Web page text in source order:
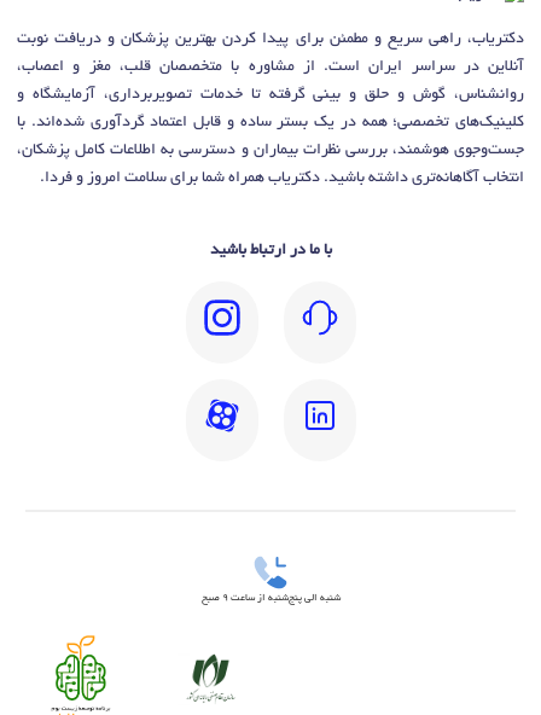
دکتریاب، راهی سریع و مطمئن برای پیدا کردن بهترین پزشکان و دریافت نوبت
آنلاین در سراسر ایران است. از مشاوره با متخصصان قلب، مغز و اعصاب،
روانشناس، گوش و حلق و بینی گرفته تا خدمات تصویربرداری، آزمایشگاه و
کلینیک‌های تخصصی؛ همه در یک بستر ساده و قابل اعتماد گردآوری شده‌اند. با
جست‌وجوی هوشمند، بررسی نظرات بیماران و دسترسی به اطلاعات کامل پزشکان،
انتخاب آگاهانه‌تری داشته باشید. دکتریاب همراه شما برای سلامت امروز و فردا.
با ما در ارتباط باشید
شنبه الی پنج‌شنبه از ساعت 9 صبح